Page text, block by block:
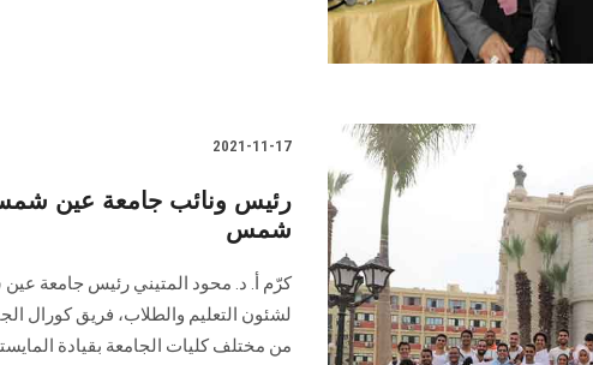
2021-11-17
رئيس ونائب جامعة عين
شمس
كرّم أ. د. محود المتيني رئيس جامعة
من مختلف كليات الجامعة بقيادة